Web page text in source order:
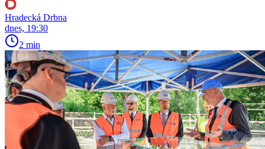
Hradecká Drbna
dnes, 19:30
2 min